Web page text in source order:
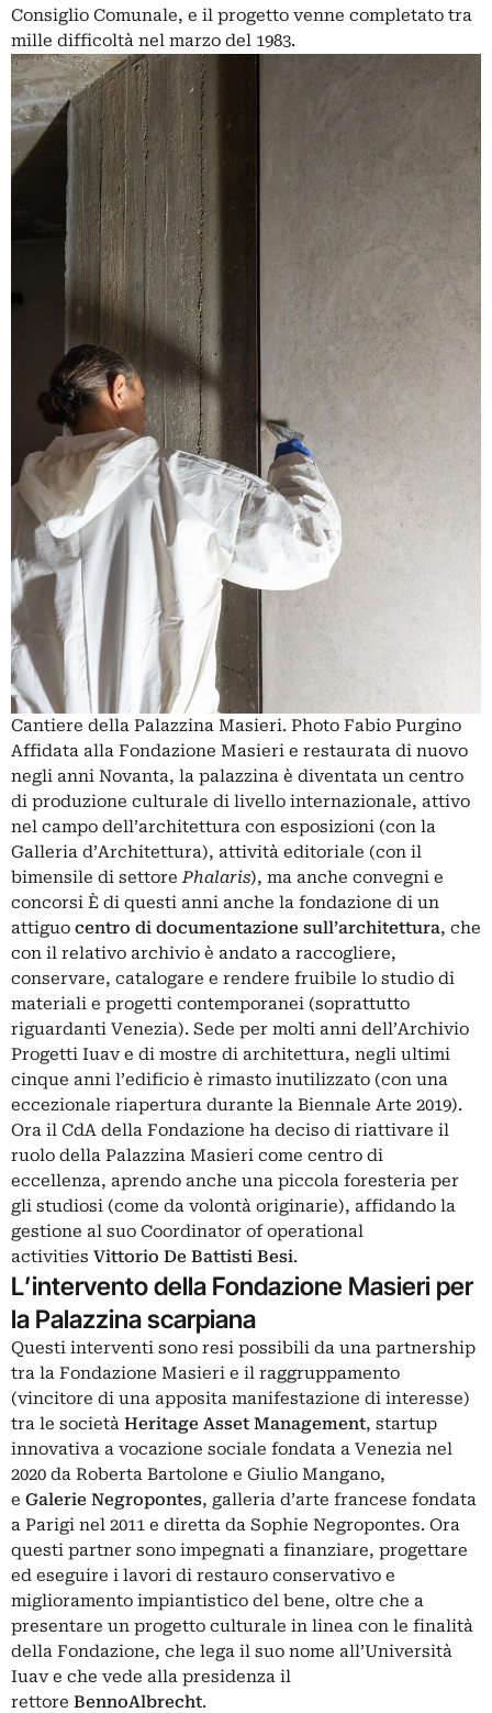
Consiglio Comunale, e il progetto venne completato tra
mille difficoltà nel marzo del 1983.
Cantiere della Palazzina Masieri. Photo Fabio Purgino
Affidata alla Fondazione Masieri e restaurata di nuovo
negli anni Novanta, la palazzina è diventata un centro
di produzione culturale di livello internazionale, attivo
nel campo dell’architettura con esposizioni (con la
Galleria d’Architettura), attività editoriale (con il
bimensile di settorePhalaris), ma anche convegni e
concorsi È di questi anni anche la fondazione di un
attiguo centro di documentazione sull’architettura, che
con il relativo archivio è andato a raccogliere,
conservare, catalogare e rendere fruibile lo studio di
materiali e progetti contemporanei (soprattutto
riguardanti Venezia). Sede per molti anni dell’Archivio
Progetti Iuav e di mostre di architettura, negli ultimi
cinque anni l’edificio è rimasto inutilizzato (con una
eccezionale riapertura durante la Biennale Arte 2019).
Ora il CdA della Fondazione ha deciso di riattivare il
ruolo della Palazzina Masieri come centro di
eccellenza, aprendo anche una piccola foresteria per
gli studiosi (come da volontà originarie), affidando la
gestione al suo Coordinator of operational
activities Vittorio De Battisti Besi.
L’intervento della Fondazione Masieri per
la Palazzina scarpiana
Questi interventi sono resi possibili da una partnership
tra la Fondazione Masieri e il raggruppamento
(vincitore di una apposita manifestazione di interesse)
tra le società Heritage Asset Management, startup
innovativa a vocazione sociale fondata a Venezia nel
2020 da Roberta Bartolone e Giulio Mangano,
e Galerie Negropontes, galleria d’arte francese fondata
a Parigi nel 2011 e diretta da Sophie Negropontes. Ora
questi partner sono impegnati a finanziare, progettare
ed eseguire i lavori di restauro conservativo e
miglioramento impiantistico del bene, oltre che a
presentare un progetto culturale in linea con le finalità
della Fondazione, che lega il suo nome all’Università
Iuav e che vede alla presidenza il
rettore BennoAlbrecht.